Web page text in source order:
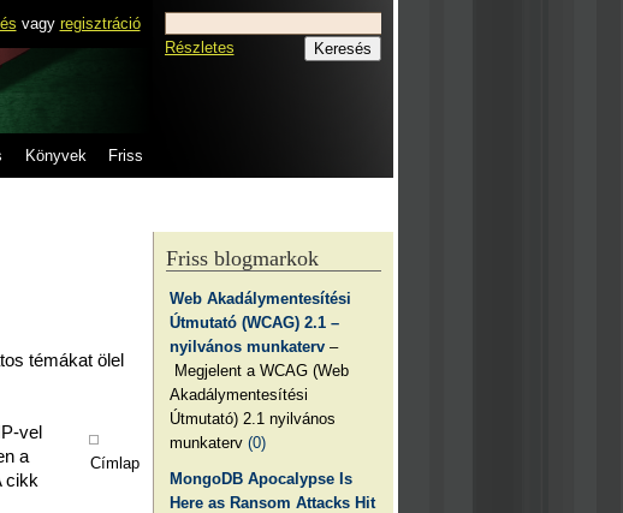
vagy regisztráció
Könyvek Friss
Részletes
témákat ölel
Címlap
vel
a
cikk
Friss blogmarkok
Web Akadálymentesítési
Útmutató (WCAG) 2.1 –
nyilvános munkaterv –
Megjelent a WCAG (Web
Akadálymentesítési
Útmutató) 2.1 nyilvános
munkaterv(0)
MongoDB Apocalypse Is
Here as Ransom Attacks Hit